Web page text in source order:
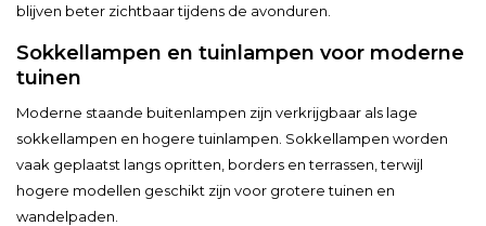
blijven beter zichtbaar tijdens de avonduren.
Sokkellampen en tuinlampen voor moderne
tuinen
Moderne staande buitenlampen zijn verkrijgbaar als lage
sokkellampen en hogere tuinlampen. Sokkellampen worden
vaak geplaatst langs opritten, borders en terrassen, terwijl
hogere modellen geschikt zijn voor grotere tuinen en
wandelpaden.